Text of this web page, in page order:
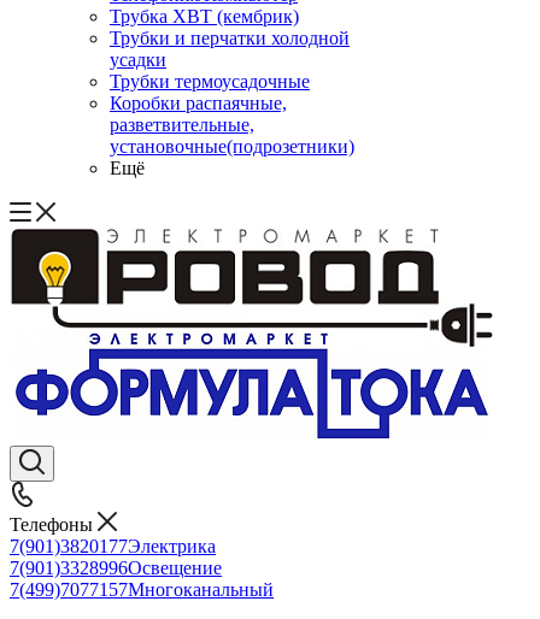
Трубка ХВТ (кембрик)
Трубки и перчатки холодной
усадки
Трубки термоусадочные
Коробки распаячные,
разветвительные,
установочные(подрозетники)
Ещё
Телефоны
7(901)3820177Электрика
7(901)3328996Освещение
7(499)7077157Многоканальный